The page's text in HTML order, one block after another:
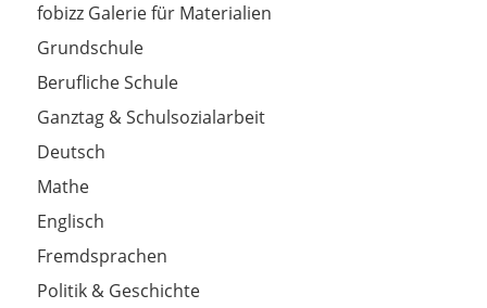
fobizz Galerie für Materialien
Grundschule
Berufliche Schule
Ganztag & Schulsozialarbeit
Deutsch
Mathe
Englisch
Fremdsprachen
Politik & Geschichte